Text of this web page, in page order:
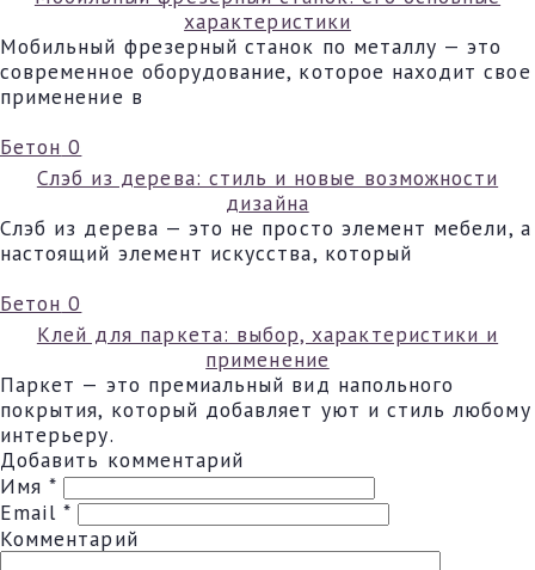
характеристики
Мобильный фрезерный станок по металлу — это
современное оборудование, которое находит свое
применение в
Бетон 0
Слэб из дерева: стиль и новые возможности
дизайна
Слэб из дерева — это не просто элемент мебели, а
настоящий элемент искусства, который
Бетон 0
Клей для паркета: выбор, характеристики и
применение
Паркет — это премиальный вид напольного
покрытия, который добавляет уют и стиль любому
интерьеру.
Добавить комментарий
Имя*
Email*
Комментарий